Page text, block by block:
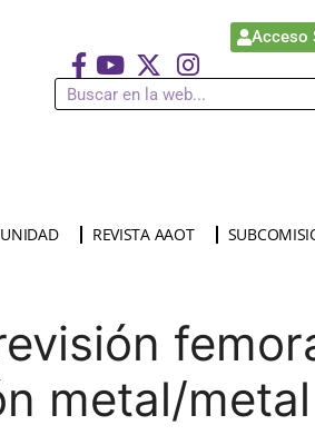
Acceso
REVISTA AAOT
metal/metal